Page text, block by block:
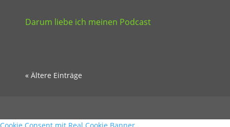
Darum liebe ich meinen Podcast
« Ältere Einträge